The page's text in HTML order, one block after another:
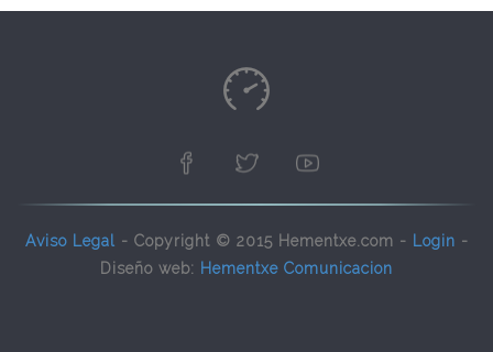
Aviso Legal - Copyright © 2015 Hementxe.com - Login -
Diseño web: Hementxe Comunicacion